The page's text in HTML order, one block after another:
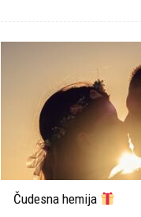
Čudesna hemija